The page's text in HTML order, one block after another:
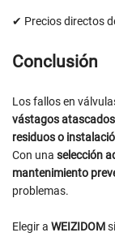
✔ Precios directos
Conclusión
Los fallos en
vástagos
residuos o
Con una selección
mantenimiento
problemas.
Elegir a WEIZIDOM